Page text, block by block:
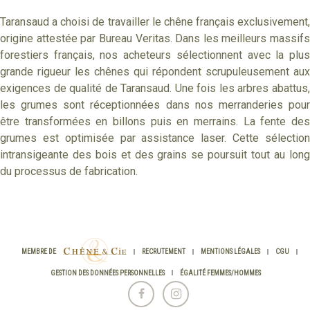
Taransaud a choisi de travailler le chêne français exclusivement,
origine attestée par Bureau Veritas. Dans les meilleurs massifs
forestiers français, nos acheteurs sélectionnent avec la plus
grande rigueur les chênes qui répondent scrupuleusement aux
exigences de qualité de Taransaud. Une fois les arbres abattus,
les grumes sont réceptionnées dans nos merranderies pour
être transformées en billons puis en merrains. La fente des
grumes est optimisée par assistance laser. Cette sélection
intransigeante des bois et des grains se poursuit tout au long
du processus de fabrication.
MEMBRE DE RECRUTEMENT MENTIONS LÉGALES CGU
GESTION DES DONNÉES PERSONNELLES ÉGALITÉ FEMMES/HOMMES